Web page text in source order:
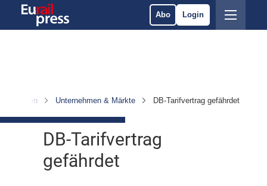
Abo Login
Unternehmen & Märkte DB-Tarifvertrag gefährdet
DB-Tarifvertrag
gefährdet